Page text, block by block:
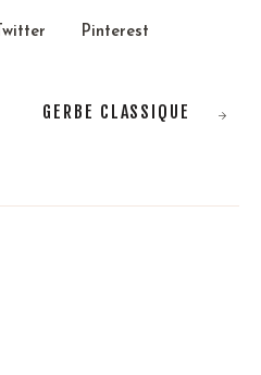
Twitter Pinterest
GERBE CLASSIQUE